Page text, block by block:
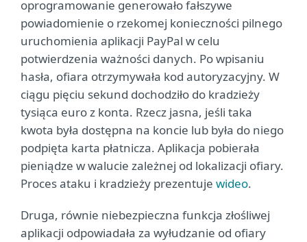
oprogramowanie generowało fałszywe
powiadomienie o rzekomej konieczności pilnego
uruchomienia aplikacji PayPal w celu
potwierdzenia ważności danych. Po wpisaniu
hasła, ofiara otrzymywała kod autoryzacyjny. W
ciągu pięciu sekund dochodziło do kradzieży
tysiąca euro z konta. Rzecz jasna, jeśli taka
kwota była dostępna na koncie lub była do niego
podpięta karta płatnicza. Aplikacja pobierała
pieniądze w walucie zależnej od lokalizacji ofiary.
Proces ataku i kradzieży prezentuje wideo.
Druga, równie niebezpieczna funkcja złośliwej
aplikacji odpowiadała za wyłudzanie od ofiary